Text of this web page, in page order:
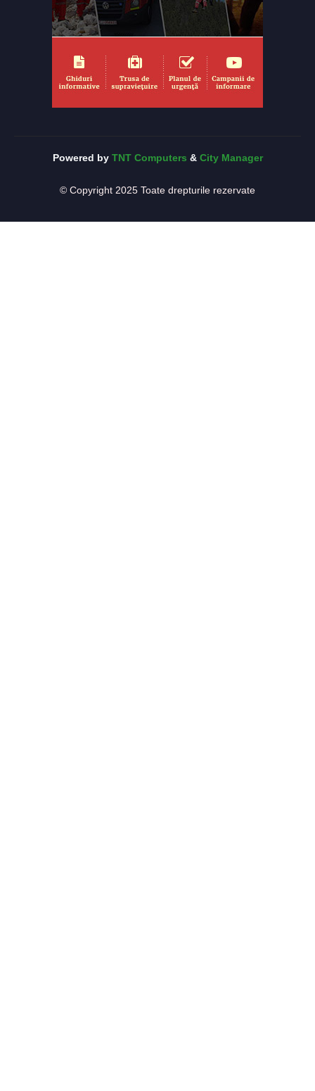
Powered by TNT Computers & City Manager
© Copyright 2025 Toate drepturile rezervate